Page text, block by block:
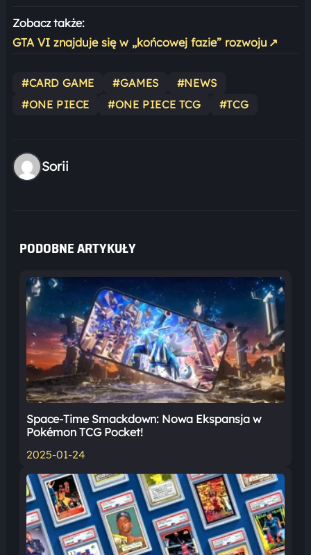
Zobacz także:
GTA VI znajduje się w „końcowej fazie” rozwoju ↗
#CARD GAME #GAMES
#NEWS
#ONE PIECE
#ONE PIECE TCG #TCG
Sorii
PODOBNE ARTYKUŁY
Space-Time Smackdown: Nowa Ekspansja w
Pokémon TCG Pocket!
2025-01-24